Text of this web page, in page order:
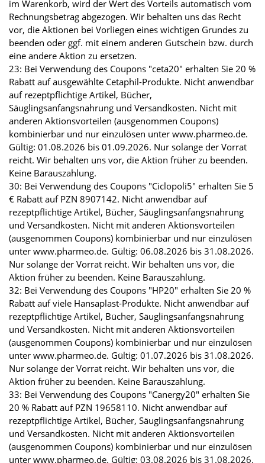
im Warenkorb, wird der Wert des Vorteils automatisch vom
Rechnungsbetrag abgezogen. Wir behalten uns das Recht
vor, die Aktionen bei Vorliegen eines wichtigen Grundes zu
beenden oder ggf. mit einem anderen Gutschein bzw. durch
eine andere Aktion zu ersetzen.
23: Bei Verwendung des Coupons "ceta20" erhalten Sie 20 %
Rabatt auf ausgewählte Cetaphil-Produkte. Nicht anwendbar
auf rezeptpflichtige Artikel, Bücher,
Säuglingsanfangsnahrung und Versandkosten. Nicht mit
anderen Aktionsvorteilen (ausgenommen Coupons)
kombinierbar und nur einzulösen unter www.pharmeo.de.
Gültig: 01.08.2026 bis 01.09.2026. Nur solange der Vorrat
reicht. Wir behalten uns vor, die Aktion früher zu beenden.
Keine Barauszahlung.
30: Bei Verwendung des Coupons "Ciclopoli5" erhalten Sie 5
€ Rabatt auf PZN 8907142. Nicht anwendbar auf
rezeptpflichtige Artikel, Bücher, Säuglingsanfangsnahrung
und Versandkosten. Nicht mit anderen Aktionsvorteilen
(ausgenommen Coupons) kombinierbar und nur einzulösen
unter www.pharmeo.de. Gültig: 06.08.2026 bis 31.08.2026.
Nur solange der Vorrat reicht. Wir behalten uns vor, die
Aktion früher zu beenden. Keine Barauszahlung.
32: Bei Verwendung des Coupons "HP20" erhalten Sie 20 %
Rabatt auf viele Hansaplast-Produkte. Nicht anwendbar auf
rezeptpflichtige Artikel, Bücher, Säuglingsanfangsnahrung
und Versandkosten. Nicht mit anderen Aktionsvorteilen
(ausgenommen Coupons) kombinierbar und nur einzulösen
unter www.pharmeo.de. Gültig: 01.07.2026 bis 31.08.2026.
Nur solange der Vorrat reicht. Wir behalten uns vor, die
Aktion früher zu beenden. Keine Barauszahlung.
33: Bei Verwendung des Coupons "Canergy20" erhalten Sie
20 % Rabatt auf PZN 19658110. Nicht anwendbar auf
rezeptpflichtige Artikel, Bücher, Säuglingsanfangsnahrung
und Versandkosten. Nicht mit anderen Aktionsvorteilen
(ausgenommen Coupons) kombinierbar und nur einzulösen
unter www.pharmeo.de. Gültig: 03.08.2026 bis 31.08.2026.